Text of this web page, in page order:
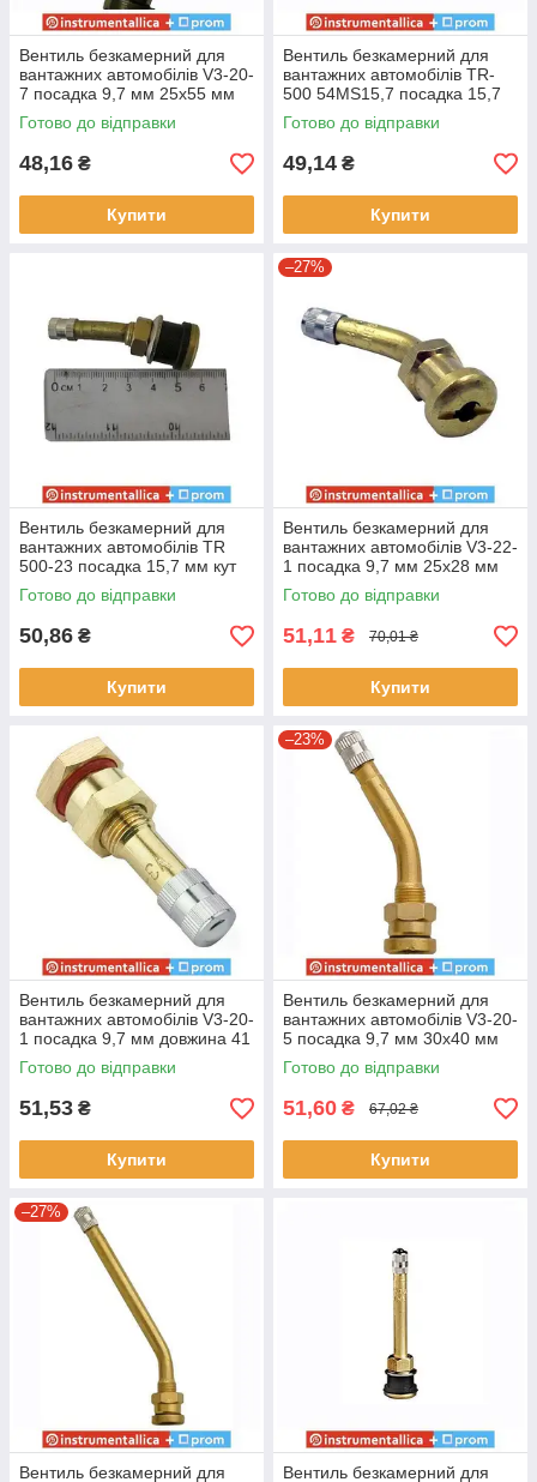
Вентиль безкамерний для
вантажних автомобілів V3-20-
7 посадка 9,7 мм 25х55 мм
кут 18° довжина 80 мм
Готово до відправки
48,16 ₴
Купити
Вентиль безкамерний для
вантажних автомобілів TR-
500 54MS15,7 посадка 15,7
мм довжина 54 мм
Готово до відправки
49,14 ₴
Купити
Вентиль безкамерний для
вантажних автомобілів TR
500-23 посадка 15,7 мм кут
23° довжина 58 мм
Готово до відправки
50,86 ₴
Купити
–27%
Вентиль безкамерний для
вантажних автомобілів V3-22-
1 посадка 9,7 мм 25х28 мм
кут 45° довжина 56 мм
Готово до відправки
51,11 ₴ 70,01 ₴
Купити
Вентиль безкамерний для
вантажних автомобілів V3-20-
1 посадка 9,7 мм довжина 41
мм шестигранник
Готово до відправки
51,53 ₴
Купити
–23%
Вентиль безкамерний для
вантажних автомобілів V3-20-
5 посадка 9,7 мм 30х40 мм
кут 27° довжина 70 мм
Готово до відправки
51,60 ₴ 67,02 ₴
Купити
–27%
Вентиль безкамерний для Вентиль безкамерний для